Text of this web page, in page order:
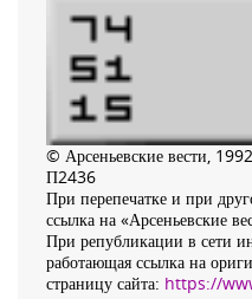
© Арсеньевские вести,
П2436
При перепечатке и при
ссылка на «Арсеньевские
При републикации в сети
работающая ссылка на
страницу сайта: https://